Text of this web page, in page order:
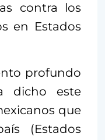
contra los
en Estados
profundo
dicho este
que
(Estados